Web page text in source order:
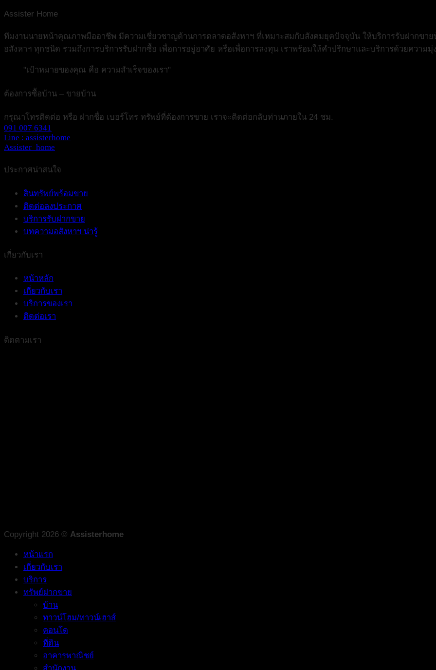
Assister Home
ทีมงานนายหน้าคุณภาพมืออาชีพ มีความเชี่ยวชาญด้านการตลาดอสังหาฯ ที่เหมาะสมกับสังคมยุคปัจจุบัน ให้บริการรับฝากขา
อสังหาฯ ทุกชนิด รวมถึงการบริการรับฝากซื้อ เพื่อการอยู่อาศัย หรือเพื่อการลงทุน เราพร้อมให้คำปรึกษาและบริการด้วยความ
"เป้าหมายของคุณ คือ ความสำเร็จของเรา"
ต้องการซื้อบ้าน – ขายบ้าน
กรุณาโทรติดต่อ หรือ ฝากชื่อ เบอร์โทร ทรัพย์ที่ต้องการขาย เราจะติดต่อกลับท่านภายใน 24 ชม.
091 007 6341
Line : assisterhome
Assister_home
ประกาศน่าสนใจ
สินทรัพย์พร้อมขาย
ติดต่อลงประกาศ
บริการรับฝากขาย
บทความอสังหาฯ น่ารู้
เกี่ยวกับเรา
หน้าหลัก
เกี่ยวกับเรา
บริการของเรา
ติดต่อเรา
ติดตามเรา
Copyright 2026 © Assisterhome
หน้าแรก
เกี่ยวกับเรา
บริการ
ทรัพย์ฝากขาย
บ้าน
ทาวน์โฮม/ทาวน์เฮาส์
คอนโด
ที่ดิน
อาคารพาณิชย์